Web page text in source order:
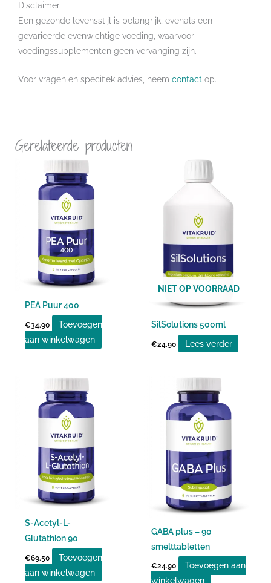
Disclaimer
Een gezonde levensstijl is belangrijk, evenals een
gevarieerde evenwichtige voeding, waarvoor
voedingssupplementen geen vervanging zijn.
Voor vragen en specifiek advies, neem contact op.
Gerelateerde producten
PEA Puur 400
€34.90
Toevoegen
aan winkelwagen
NIET OP VOORRAAD
SilSolutions 500ml
€24.90 Lees verder
S-Acetyl-L-
Glutathion 90
€69.50
Toevoegen
aan winkelwagen
GABA plus – 90
smelttabletten
€24.90
Toevoegen aan
winkelwagen